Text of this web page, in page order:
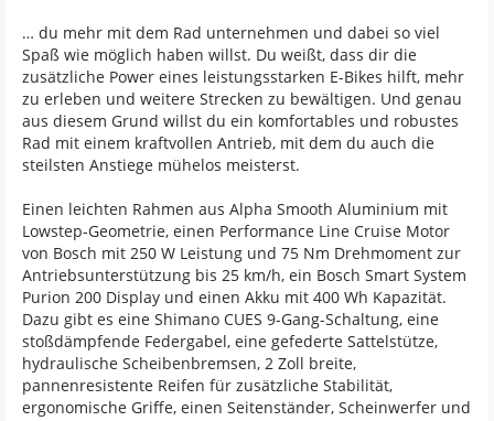
… du mehr mit dem Rad unternehmen und dabei so viel
Spaß wie möglich haben willst. Du weißt, dass dir die
zusätzliche Power eines leistungsstarken E-Bikes hilft, mehr
zu erleben und weitere Strecken zu bewältigen. Und genau
aus diesem Grund willst du ein komfortables und robustes
Rad mit einem kraftvollen Antrieb, mit dem du auch die
steilsten Anstiege mühelos meisterst.
Einen leichten Rahmen aus Alpha Smooth Aluminium mit
Lowstep-Geometrie, einen Performance Line Cruise Motor
von Bosch mit 250 W Leistung und 75 Nm Drehmoment zur
Antriebsunterstützung bis 25 km/h, ein Bosch Smart System
Purion 200 Display und einen Akku mit 400 Wh Kapazität.
Dazu gibt es eine Shimano CUES 9-Gang-Schaltung, eine
stoßdämpfende Federgabel, eine gefederte Sattelstütze,
hydraulische Scheibenbremsen, 2 Zoll breite,
pannenresistente Reifen für zusätzliche Stabilität,
ergonomische Griffe, einen Seitenständer, Scheinwerfer und